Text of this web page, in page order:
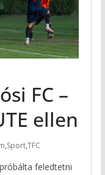
FC –
ellen
,Sport,TFC
feledtetni